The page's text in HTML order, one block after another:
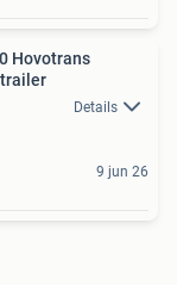
Hovotrans
trailer
Details
9 jun 26